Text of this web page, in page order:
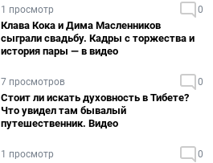
1 просмотр 0
Клава Кока и Дима Масленников
сыграли свадьбу. Кадры с торжества и
история пары — в видео
7 просмотров 0
Стоит ли искать духовность в Тибете?
Что увидел там бывалый
путешественник. Видео
1 просмотр 0